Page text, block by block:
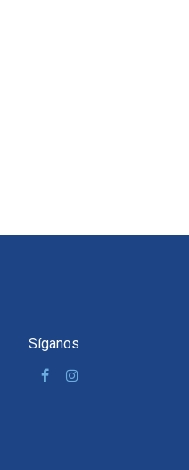
Síganos